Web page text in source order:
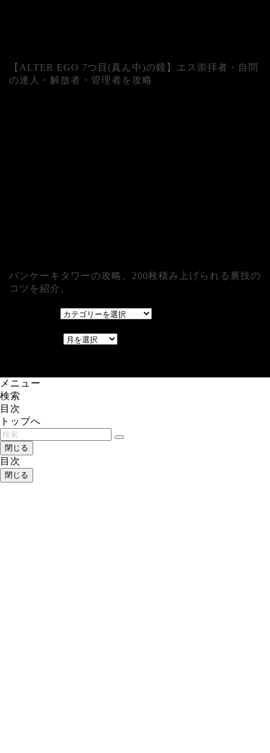
【ALTER EGO 7つ目(真ん中)の鏡】エス崇拝者・自問
の達人・解放者・管理者を攻略
パンケーキタワーの攻略。200枚積み上げられる裏技の
コツを紹介。
メニュー
検索
目次
トップへ
閉じる
目次
閉じる